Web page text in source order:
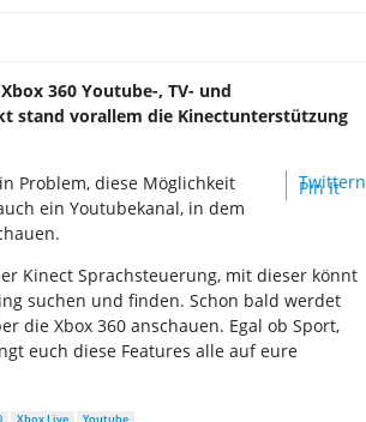
360 Youtube-, TV- und
stand vorallem die Kinectunterstützung
Twittern
Pin It
Problem, diese Möglichkeit
ein Youtubekanal, in dem
Kinect Sprachsteuerung, mit dieser könnt
suchen und finden. Schon bald werdet
die Xbox 360 anschauen. Egal ob Sport,
euch diese Features alle auf eure